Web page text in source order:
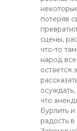
потеряв
сцены,
что-то
народ
остается
что
бурлить
радость